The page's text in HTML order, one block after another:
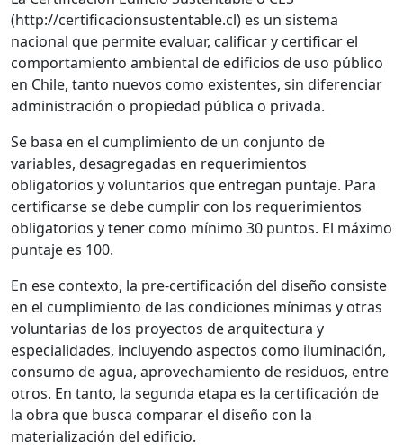
(http://certificacionsustentable.cl) es un sistema
nacional que permite evaluar, calificar y certificar el
comportamiento ambiental de edificios de uso público
en Chile, tanto nuevos como existentes, sin diferenciar
administración o propiedad pública o privada.
Se basa en el cumplimiento de un conjunto de
variables, desagregadas en requerimientos
obligatorios y voluntarios que entregan puntaje. Para
certificarse se debe cumplir con los requerimientos
obligatorios y tener como mínimo 30 puntos. El máximo
puntaje es 100.
En ese contexto, la pre-certificación del diseño consiste
en el cumplimiento de las condiciones mínimas y otras
voluntarias de los proyectos de arquitectura y
especialidades, incluyendo aspectos como iluminación,
consumo de agua, aprovechamiento de residuos, entre
otros. En tanto, la segunda etapa es la certificación de
la obra que busca comparar el diseño con la
materialización del edificio.